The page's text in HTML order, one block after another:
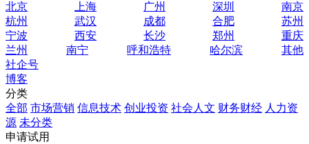
北京
上海 广州 深圳
南京
杭州
武汉 成都 合肥
苏州
宁波
西安 长沙 郑州
重庆
兰州
南宁 呼和浩特 哈尔滨
其他
社企号
博客
分类
全部 市场营销 信息技术 创业投资 社会人文 财务财经 人力资
源 未分类
申请试用